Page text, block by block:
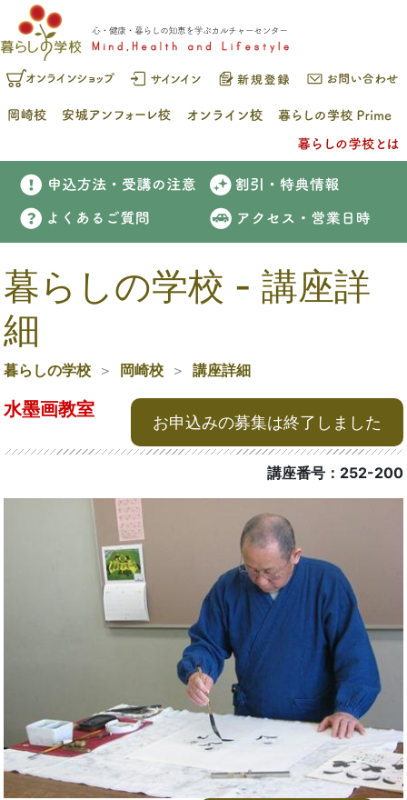
暮らしの学校 - 講座詳
細
暮らしの学校 岡崎校 講座詳細
水墨画教室
お申込みの募集は終了しました
講座番号：252-200